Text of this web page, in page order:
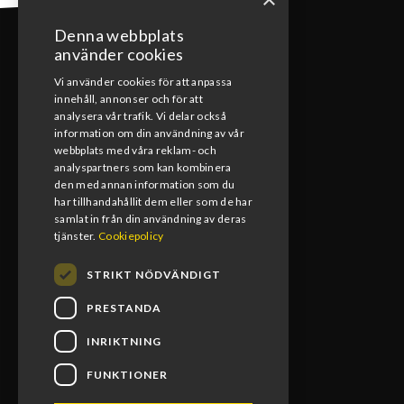
KONTAKT
0492-15391
info@blomsmx.com
Tegelbruksgatan 8, 598 40 Vimmerby
Denna webbplats
använder cookies
Vi använder cookies för att anpassa
innehåll, annonser och för att
analysera vår trafik. Vi delar också
information om din användning av vår
webbplats med våra reklam- och
analyspartners som kan kombinera
den med annan information som du
har tillhandahållit dem eller som de har
samlat in från din användning av deras
tjänster. Cookiepolicy
STRIKT NÖDVÄNDIGT
PRESTANDA
INRIKTNING
FUNKTIONER